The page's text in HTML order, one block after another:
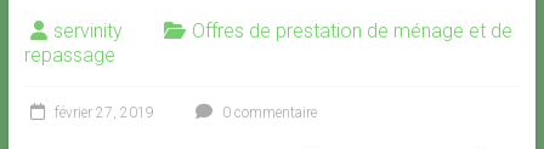
servinity
Offres de prestation de ménage et de
repassage
février 27, 2019 0 commentaire